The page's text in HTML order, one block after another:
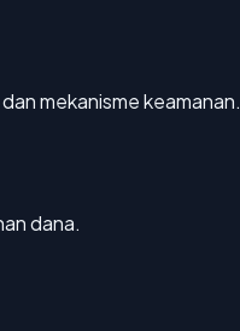
mekanisme keamanan.
dana.